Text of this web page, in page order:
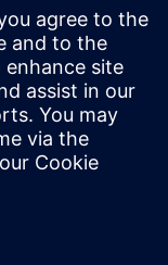
занять та